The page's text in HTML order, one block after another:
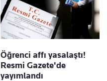
Öğrenci affı yasalaştı!
Resmi Gazete'de
yayımlandı